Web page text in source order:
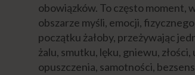
obowiązków. To często moment,
obszarze myśli, emocji,
początku żałoby, przeżywając
żalu, smutku, lęku, gniewu,
opuszczenia, samotności,